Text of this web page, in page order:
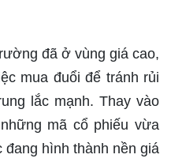
đã ở vùng giá cao,
mua đuổi để tránh rủi
lắc mạnh. Thay vào
mã cổ phiếu vừa
đang hình thành nền giá